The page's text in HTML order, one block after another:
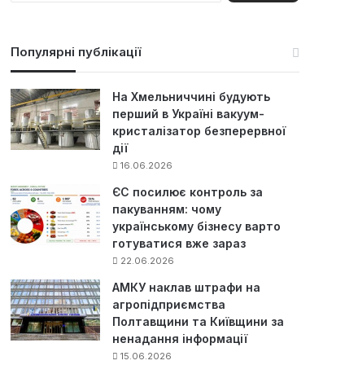
Популярні публікації
На Хмельниччині будують
перший в Україні вакуум-
кристалізатор безперервної
дії
16.06.2026
ЄС посилює контроль за
пакуванням: чому
українському бізнесу варто
готуватися вже зараз
22.06.2026
АМКУ наклав штрафи на
агропідприємства
Полтавщини та Київщини за
ненадання інформації
15.06.2026